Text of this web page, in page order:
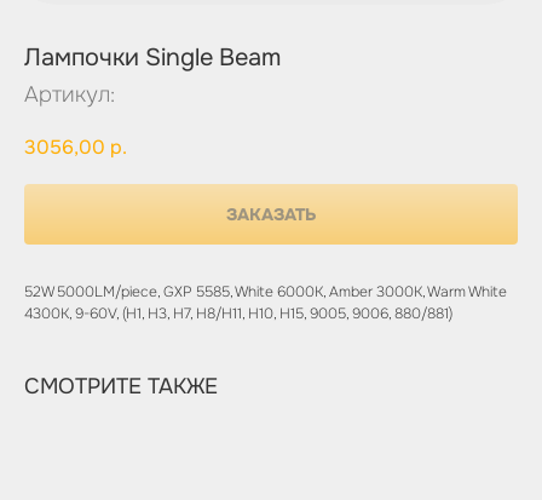
Лампочки Single Beam
Артикул:
3056,00 р.
ЗАКАЗАТЬ
52W 5000LM/piece, GXP 5585, White 6000K, Amber 3000K, Warm White
4300K, 9-60V, (H1, H3, H7, H8/H11, H10, H15, 9005, 9006, 880/881)
СМОТРИТЕ ТАКЖЕ